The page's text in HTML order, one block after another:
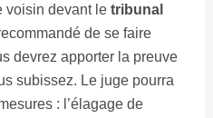
voisin devant le tribunal
de se faire
devrez apporter la preuve
subissez. Le juge pourra
: l’élagage de